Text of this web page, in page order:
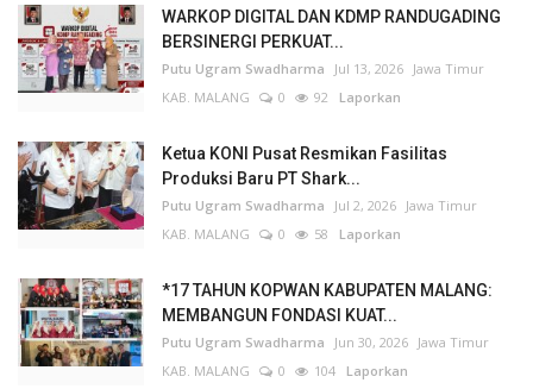
WARKOP DIGITAL DAN KDMP RANDUGADING
BERSINERGI PERKUAT...
Putu Ugram Swadharma Jul 13, 2026 Jawa Timur
KAB. MALANG
0 92 Laporkan
Ketua KONI Pusat Resmikan Fasilitas
Produksi Baru PT Shark...
Putu Ugram Swadharma Jul 2, 2026 Jawa Timur
KAB. MALANG
0 58 Laporkan
*17 TAHUN KOPWAN KABUPATEN MALANG:
MEMBANGUN FONDASI KUAT...
Putu Ugram Swadharma Jun 30, 2026 Jawa Timur
KAB. MALANG
0 104 Laporkan